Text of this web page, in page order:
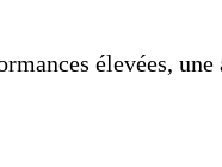
élevées, une